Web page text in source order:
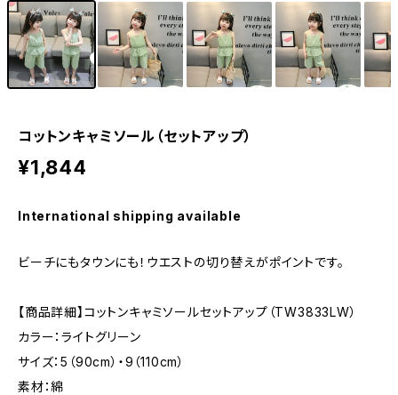
コットンキャミソール（セットアップ）
¥1,844
International shipping available
ビーチにもタウンにも！ウエストの切り替えがポイントです。
【商品詳細】コットンキャミソールセットアップ（TW3833LW）
カラー：ライトグリーン
サイズ：5（90cm）・9（110cm）
素材：綿